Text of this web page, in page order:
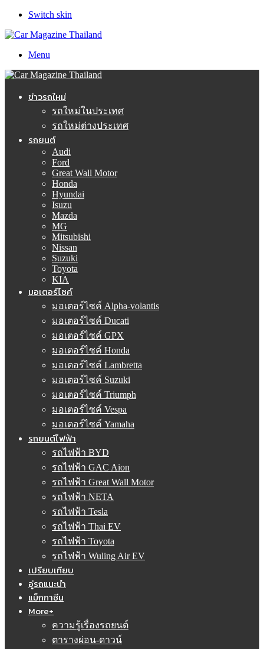
Switch skin
Menu
ข่าวรถใหม่
รถใหม่ในประเทศ
รถใหม่ต่างประเทศ
รถยนต์
Audi
Ford
Great Wall Motor
Honda
Hyundai
Isuzu
Mazda
MG
Mitsubishi
Nissan
Suzuki
Toyota
KIA
มอเตอร์ไซค์
มอเตอร์ไซค์ Alpha-volantis
มอเตอร์ไซค์ Ducati
มอเตอร์ไซค์ GPX
มอเตอร์ไซค์ Honda
มอเตอร์ไซค์ Lambretta
มอเตอร์ไซค์ Suzuki
มอเตอร์ไซค์ Triumph
มอเตอร์ไซค์ Vespa
มอเตอร์ไซค์ Yamaha
รถยนต์ไฟฟ้า
รถไฟฟ้า BYD
รถไฟฟ้า GAC Aion
รถไฟฟ้า Great Wall Motor
รถไฟฟ้า NETA
รถไฟฟ้า Tesla
รถไฟฟ้า Thai EV
รถไฟฟ้า Toyota
รถไฟฟ้า Wuling Air EV
เปรียบเทียบ
อู่รถแนะนำ
แม็กกาซีน
More+
ความรู้เรื่องรถยนต์
ตารางผ่อน-ดาวน์